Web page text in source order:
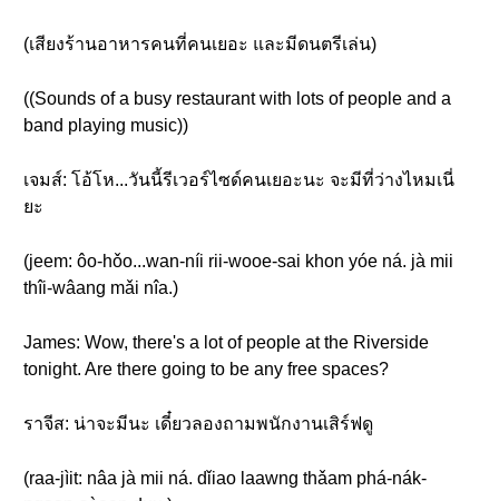
(เสียงร้านอาหารคนที่คนเยอะ และมีดนตรีเล่น)
((Sounds of a busy restaurant with lots of people and a
band playing music))
เจมส์: โอ้โห...วันนี้รีเวอร์ไซด์คนเยอะนะ จะมีที่ว่างไหมเนี่
ยะ
(jeem: ôo-hǒo...wan-níi rii-wooe-sai khon yóe ná. jà mii
thîi-wâang mǎi nîa.)
James: Wow, there's a lot of people at the Riverside
tonight. Are there going to be any free spaces?
ราจีส: น่าจะมีนะ เดี๋ยวลองถามพนักงานเสิร์ฟดู
(raa-jìit: nâa jà mii ná. dǐiao laawng thǎam phá-nák-